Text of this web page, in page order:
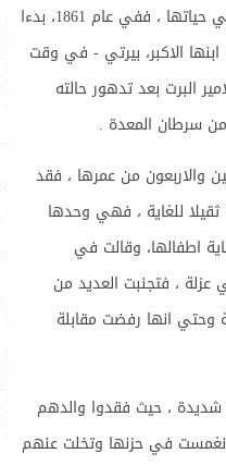
الملكة فيكتوريا تحملت اسوأ الاعوام في حياتها ، ففي عام 1861، بدءا
الاكبر، بيرتي - في وقت
البرت بعد تدهور حالته
والاربعون من عمرها ، فقد
ثقيلا للغاية ، فهي وحدها
اطفالها، وقالت في
عزلة ، فتجنبت العديد من
وحتي انها رفضت مقابلة
شديدة ، حيث فقدوا والدهم
في حزنها وتخلت عنهم